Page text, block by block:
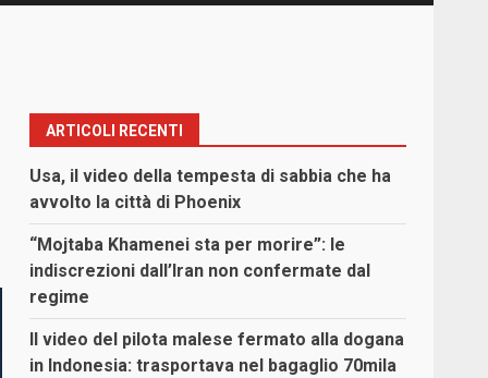
ARTICOLI RECENTI
Usa, il video della tempesta di sabbia che ha
avvolto la città di Phoenix
“Mojtaba Khamenei sta per morire”: le
indiscrezioni dall’Iran non confermate dal
regime
Il video del pilota malese fermato alla dogana
in Indonesia: trasportava nel bagaglio 70mila